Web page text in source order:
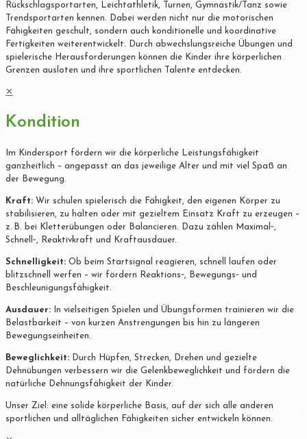
Rückschlagsportarten, Leichtathletik, Turnen, Gymnastik/Tanz sowie
Trendsportarten kennen. Dabei werden nicht nur die motorischen
Fähigkeiten geschult, sondern auch konditionelle und koordinative
Fertigkeiten weiterentwickelt. Durch abwechslungsreiche Übungen und
spielerische Herausforderungen können die Kinder ihre körperlichen
Grenzen ausloten und ihre sportlichen Talente entdecken.
✕
Kondition
Im Kindersport fördern wir die körperliche Leistungsfähigkeit
ganzheitlich – angepasst an das jeweilige Alter und mit viel Spaß an
der Bewegung.
Kraft: Wir schulen spielerisch die Fähigkeit, den eigenen Körper zu
stabilisieren, zu halten oder mit gezieltem Einsatz Kraft zu erzeugen –
z. B. bei Kletterübungen oder Balancieren. Dazu zählen Maximal‐,
Schnell‐, Reaktivkraft und Kraftausdauer.
Schnelligkeit: Ob beim Startsignal reagieren, schnell laufen oder
blitzschnell werfen – wir fördern Reaktions‐, Bewegungs‐ und
Beschleunigungsfähigkeit.
Ausdauer: In vielseitigen Spielen und Übungsformen trainieren wir die
Belastbarkeit – von kurzen Anstrengungen bis hin zu längeren
Bewegungseinheiten.
Beweglichkeit: Durch Hüpfen, Strecken, Drehen und gezielte
Dehnübungen verbessern wir die Gelenkbeweglichkeit und fördern die
natürliche Dehnungsfähigkeit der Kinder.
Unser Ziel: eine solide körperliche Basis, auf der sich alle anderen
sportlichen und alltäglichen Fähigkeiten sicher entwickeln können.